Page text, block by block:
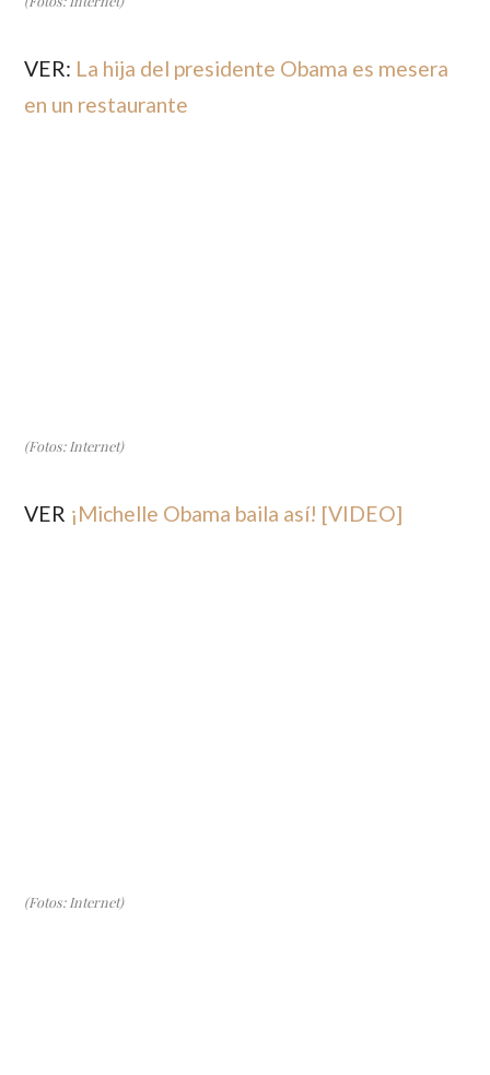
VER: La hija del presidente Obama es mesera
en un restaurante
(Fotos: Internet)
VER ¡Michelle Obama baila así! [VIDEO]
(Fotos: Internet)